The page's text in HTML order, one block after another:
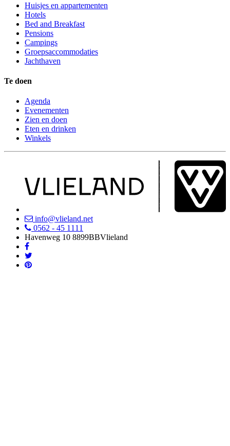
Huisjes en appartementen
Hotels
Bed and Breakfast
Pensions
Campings
Groepsaccommodaties
Jachthaven
Te doen
Agenda
Evenementen
Zien en doen
Eten en drinken
Winkels
info@vlieland.net
0562 - 45 1111
Havenweg 10 8899BBVlieland